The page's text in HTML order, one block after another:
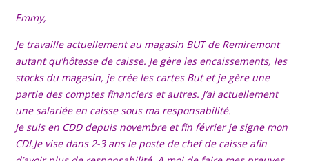
Emmy,
Je travaille actuellement au magasin BUT de Remiremont
autant qu’hôtesse de caisse. Je gère les encaissements, les
stocks du magasin, je crée les cartes But et je gère une
partie des comptes financiers et autres. J’ai actuellement
une salariée en caisse sous ma responsabilité.
Je suis en CDD depuis novembre et fin février je signe mon
CDI.Je vise dans 2-3 ans le poste de chef de caisse afin